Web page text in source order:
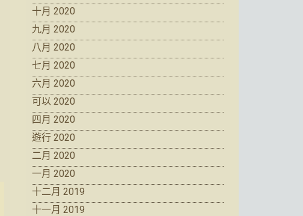
十月 2020
九月 2020
八月 2020
七月 2020
六月 2020
可以 2020
四月 2020
遊行 2020
二月 2020
一月 2020
十二月 2019
十一月 2019